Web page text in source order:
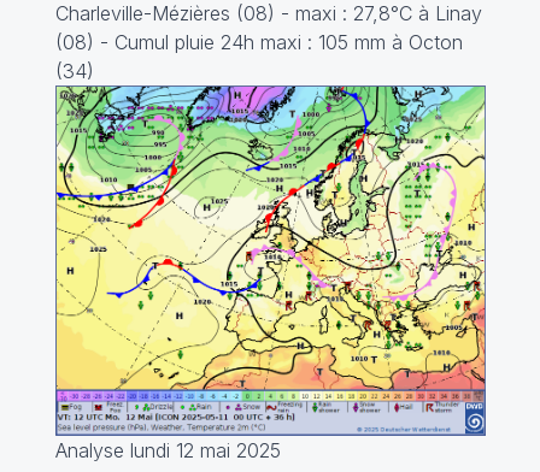
Charleville-Mézières (08) - maxi : 27,8°C à Linay
(08) - Cumul pluie 24h maxi : 105 mm à Octon
(34)
Analyse lundi 12 mai 2025